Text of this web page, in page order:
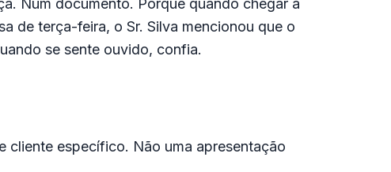
Num documento. Porque quando chegar à
de terça-feira, o Sr. Silva mencionou que o
se sente ouvido, confia.
cliente específico. Não uma apresentação